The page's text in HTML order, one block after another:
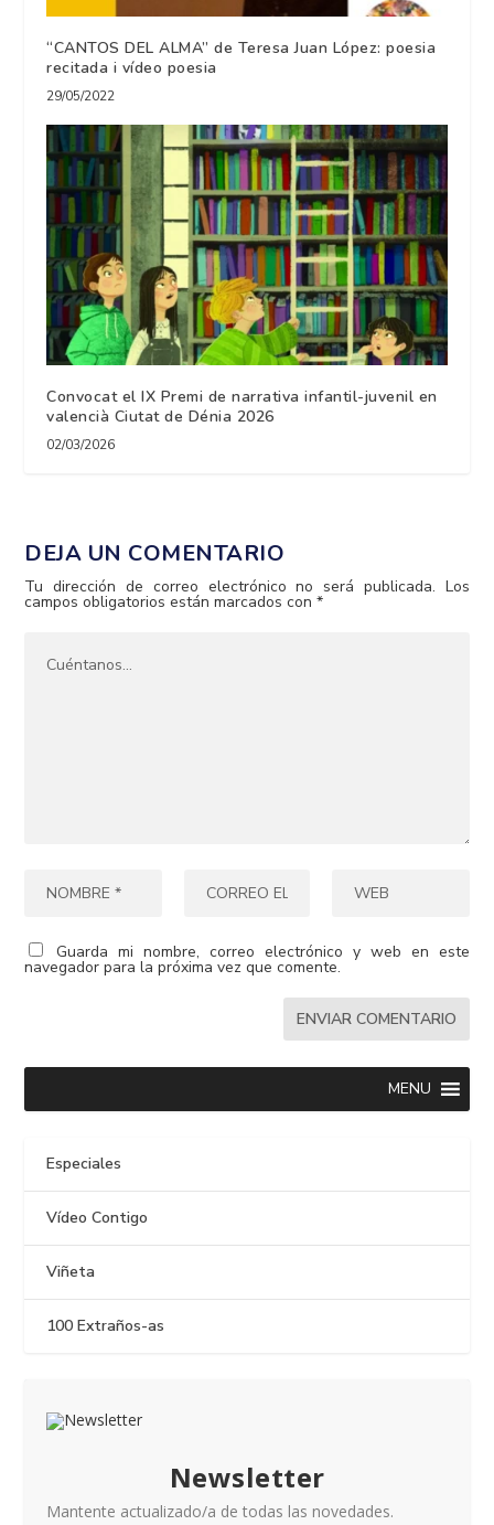
“CANTOS DEL ALMA” de Teresa Juan López: poesia
recitada i vídeo poesia
29/05/2022
Convocat el IX Premi de narrativa infantil-juvenil en
valencià Ciutat de Dénia 2026
02/03/2026
DEJA UN COMENTARIO
Tu dirección de correo electrónico no será publicada. Los
campos obligatorios están marcados con*
Guarda mi nombre, correo electrónico y web en este
navegador para la próxima vez que comente.
MENU
Especiales
Vídeo Contigo
Viñeta
100 Extraños-as
Newsletter
Mantente actualizado/a de todas las novedades.